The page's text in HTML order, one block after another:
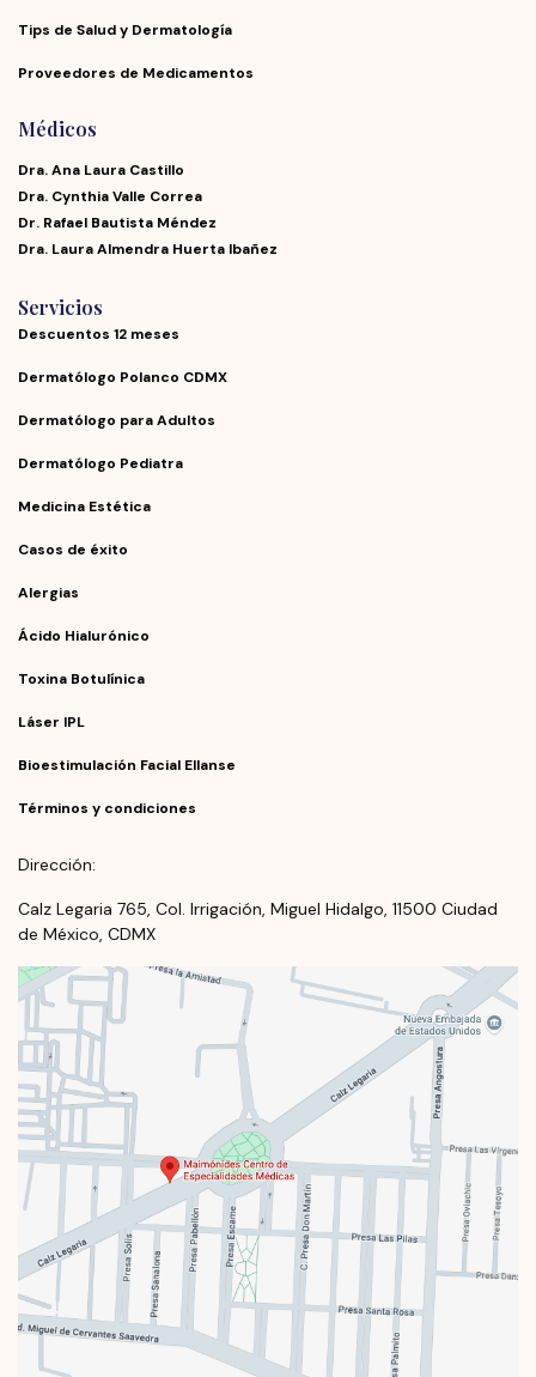
Tips de Salud y Dermatología
Proveedores de Medicamentos
Médicos
Dra. Ana Laura Castillo
Dra. Cynthia Valle Correa
Dr. Rafael Bautista Méndez
Dra. Laura Almendra Huerta Ibañez
Servicios
Descuentos 12 meses
Dermatólogo Polanco CDMX
Dermatólogo para Adultos
Dermatólogo Pediatra
Medicina Estética
Casos de éxito
Alergias
Ácido Hialurónico
Toxina Botulínica
Láser IPL
Bioestimulación Facial Ellanse
Términos y condiciones
Dirección:
Calz Legaria 765, Col. Irrigación, Miguel Hidalgo, 11500 Ciudad
de México, CDMX